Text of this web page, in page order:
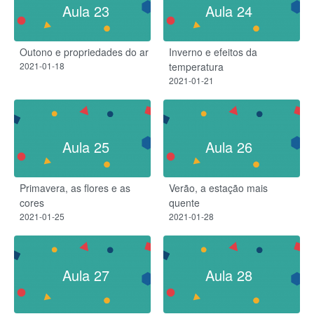
Aula 23
Outono e propriedades do ar
2021-01-18
Aula 24
Inverno e efeitos da
temperatura
2021-01-21
Aula 25
Primavera, as flores e as
cores
2021-01-25
Aula 26
Verão, a estação mais
quente
2021-01-28
Aula 27 Aula 28